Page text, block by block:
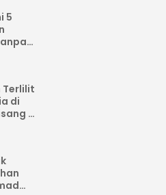
5
Terlilit
di
4